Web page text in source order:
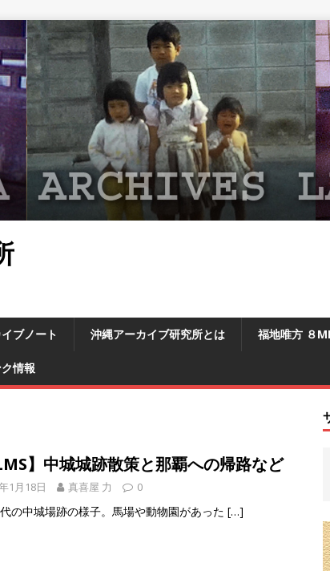
ブノート 沖縄アーカイブ研究所とは 福地唯方 ８
情報
】中城城跡散策と那覇への帰路など
1月18日 真喜屋 力 0
の中城場跡の様子。馬場や動物園があった […]